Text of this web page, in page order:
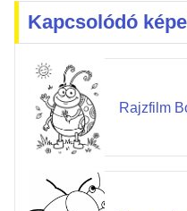
Kapcsolódó
Rajzfilm